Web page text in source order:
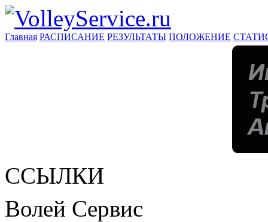
Главная РАСПИСАНИЕ РЕЗУЛЬТАТЫ ПОЛОЖЕНИЕ
ССЫЛКИ
Волей Сервис